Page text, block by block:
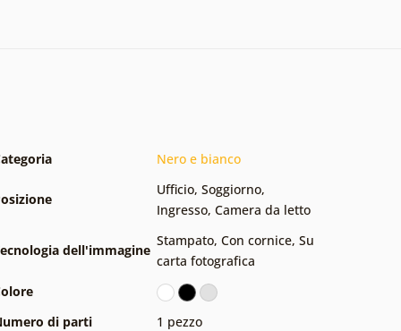
Nero e bianco
Ufficio, Soggiorno,
Ingresso, Camera da letto
dell'immagine
Stampato, Con cornice, Su
carta fotografica
di parti
1 pezzo